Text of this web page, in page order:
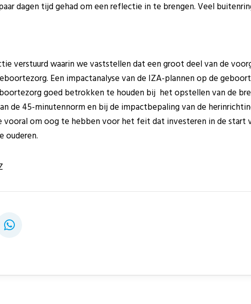
dagen tijd gehad om een reflectie in te brengen. Veel
verstuurd waarin we vaststellen dat een groot deel van de
Een impactanalyse van de IZA-plannen op de
goed betrokken te houden bij het opstellen van de
de 45-minutennorm en bij de impactbepaling van de
vooral om oog te hebben voor het feit dat investeren in de start
ouderen.